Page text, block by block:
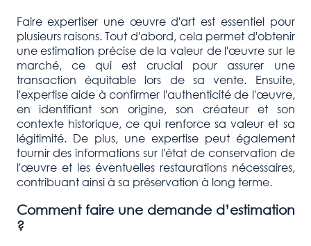
Faire expertiser une œuvre d'art est essentiel pour
plusieurs raisons. Tout d'abord, cela permet d'obtenir
une estimation précise de la valeur de l'œuvre sur le
marché, ce qui est crucial pour assurer une
transaction équitable lors de sa vente. Ensuite,
l'expertise aide à confirmer l'authenticité de l'œuvre,
en identifiant son origine, son créateur et son
contexte historique, ce qui renforce sa valeur et sa
légitimité. De plus, une expertise peut également
fournir des informations sur l'état de conservation de
l'œuvre et les éventuelles restaurations nécessaires,
contribuant ainsi à sa préservation à long terme.
Comment faire une demande d’estimation
?